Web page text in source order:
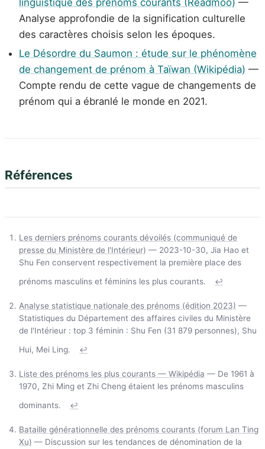
Analyse approfondie de la signification culturelle
des caractères choisis selon les époques.
Le Désordre du Saumon : étude sur le phénomène
de changement de prénom à Taïwan (Wikipédia) —
Compte rendu de cette vague de changements de
prénom qui a ébranlé le monde en 2021.
Références
Les derniers prénoms courants dévoilés (communiqué de
presse du Ministère de l'Intérieur) — 2023-10-30, Jia Hao et
Shu Fen conservent respectivement la première place des
prénoms masculins et féminins les plus courants.
↩
Analyse statistique nationale des prénoms (édition 2023) —
Statistiques du Département des affaires civiles du Ministère
de l'Intérieur : top 3 féminin : Shu Fen (31 879 personnes), Shu
Hui, Mei Ling.
↩
Liste des prénoms les plus courants — Wikipédia — De 1961 à
1970, Zhi Ming et Zhi Cheng étaient les prénoms masculins
dominants.
↩
Bataille générationnelle des prénoms courants (forum Lan Ting
Xu) — Discussion sur les tendances de dénomination de la